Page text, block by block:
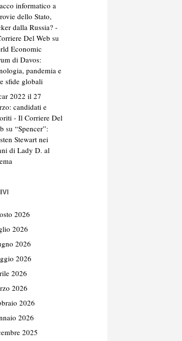
informatico a
dello Stato,
dalla Russia? -
Del Web su
Economic
di Davos:
pandemia e
sfide globali
2022 il 27
candidati e
- Il Corriere Del
su “Spencer”:
Stewart nei
di Lady D. al
2026
2026
2026
2026
2026
2026
2026
2026
2025